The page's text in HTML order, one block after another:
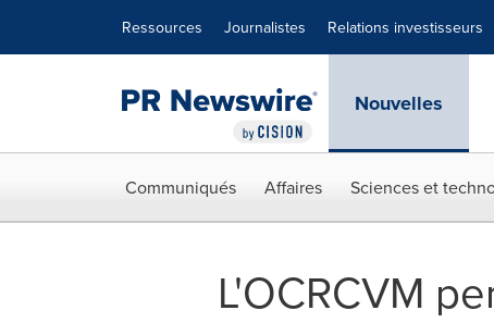
Ressources Journalistes Relations investisseurs
Nouvelles
Communiqués Affaires Sciences et
L'OCRCVM